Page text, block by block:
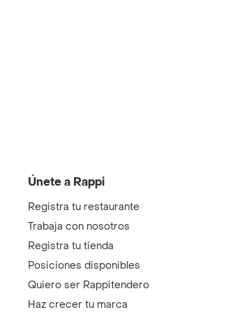
Únete a Rappi
Registra tu restaurante
Trabaja con nosotros
Registra tu tienda
Posiciones disponibles
Quiero ser Rappitendero
Haz crecer tu marca